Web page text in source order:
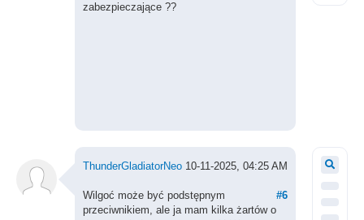
zabezpieczające ??
ThunderGladiatorNeo10-11-2025, 04:25 AM
#6
Wilgoć może być podstępnym
przeciwnikiem, ale ja mam kilka żartów o